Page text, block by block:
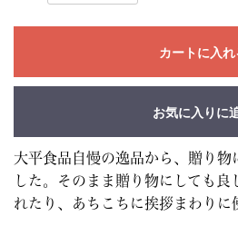
カートに入れ
お気に入りに
大平食品自慢の逸品から、贈り物
した。そのまま贈り物にしても良
れたり、あちこちに挨拶まわりに